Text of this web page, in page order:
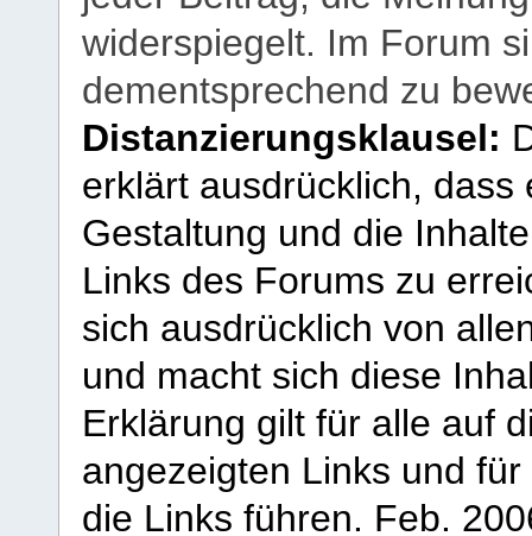
widerspiegelt. Im Forum
dementsprechend zu
Distanzierungsklausel:
erklärt ausdrücklich,
Gestaltung und die
Links des Forums zu
sich ausdrücklich von
und macht sich diese
Erklärung gilt für alle auf
angezeigten Links und
die Links führen. Feb.